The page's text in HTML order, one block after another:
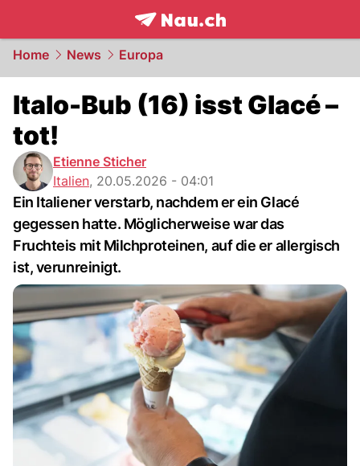
frontpage.NAU.ch
Home News Europa
Italo-Bub (16) isst Glacé –
tot!
Etienne Sticher
Italien, 20.05.2026 - 04:01
Ein Italiener verstarb, nachdem er ein Glacé
gegessen hatte. Möglicherweise war das
Fruchteis mit Milchproteinen, auf die er allergisch
ist, verunreinigt.